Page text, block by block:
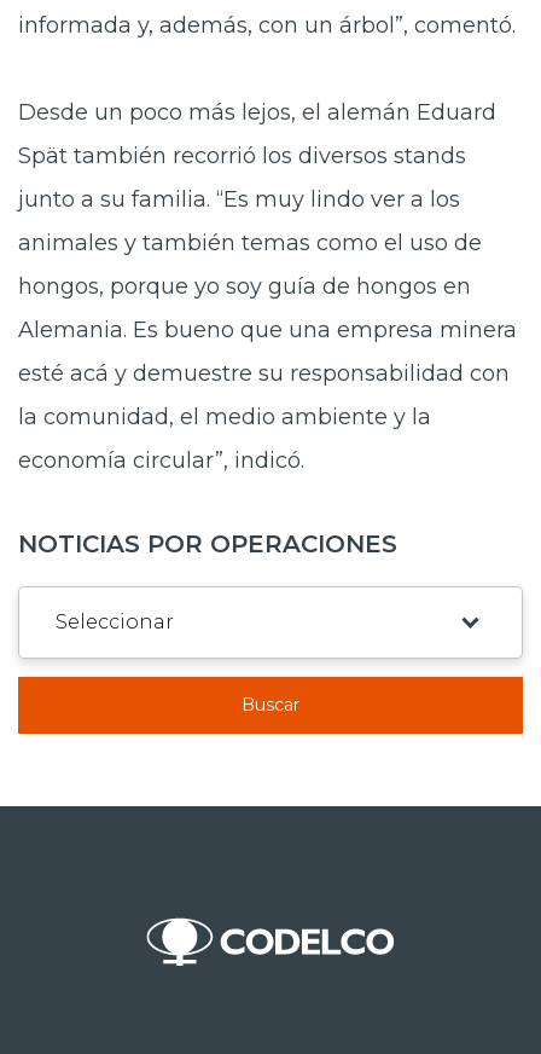
informada y, además, con un árbol”, comentó.
Desde un poco más lejos, el alemán Eduard
Spät también recorrió los diversos stands
junto a su familia. “Es muy lindo ver a los
animales y también temas como el uso de
hongos, porque yo soy guía de hongos en
Alemania. Es bueno que una empresa minera
esté acá y demuestre su responsabilidad con
la comunidad, el medio ambiente y la
economía circular”, indicó.
NOTICIAS POR OPERACIONES
Buscar